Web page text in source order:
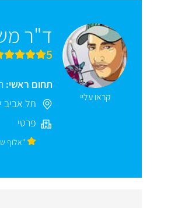
קראו עליי
ד"ר
5
תחום ראשי:
תל אביב
פרטי
"אלוף